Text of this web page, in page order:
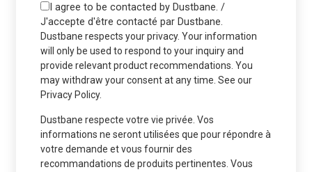
I agree to be contacted by Dustbane. /
J'accepte d'être contacté par Dustbane.
Dustbane respects your privacy. Your information
will only be used to respond to your inquiry and
provide relevant product recommendations. You
may withdraw your consent at any time. See our
Privacy Policy.
Dustbane respecte votre vie privée. Vos
informations ne seront utilisées que pour répondre à
votre demande et vous fournir des
recommandations de produits pertinentes. Vous